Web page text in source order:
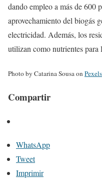
dando empleo a más de 600
aprovechamiento del biogás
electricidad. Además, los
utilizan como nutrientes para
Photo by Catarina Sousa on
Compartir
WhatsApp
Tweet
Imprimir